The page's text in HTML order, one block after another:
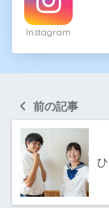
Instagram
前の記事